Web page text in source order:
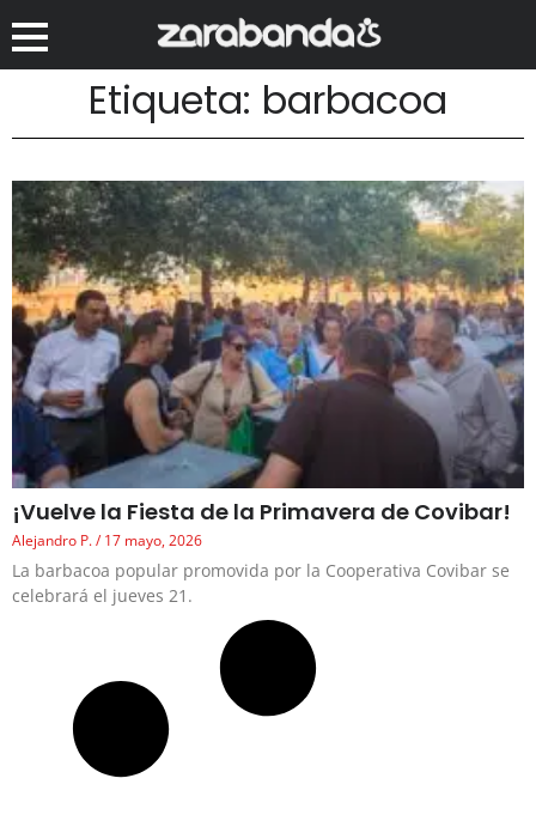
Etiqueta: barbacoa
¡Vuelve la Fiesta de la Primavera de Covibar!
Alejandro P. 17 mayo, 2026
La barbacoa popular promovida por la Cooperativa Covibar se
celebrará el jueves 21.